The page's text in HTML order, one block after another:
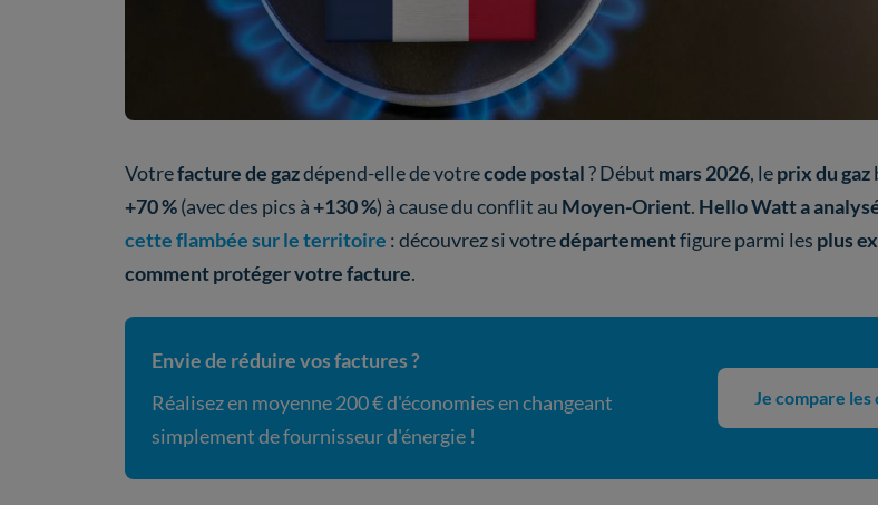
Votrefacture de gazdépend-elle de votrecode postal? Début mars 2026, leprix du gaz
+70 %(avec des pics à +130 %) à cause du conflit au Moyen-Orient. Hello Watt a
cette flambée sur le territoire : découvrez si votredépartementfigure parmi les plus
comment protéger votre facture.
Envie de réduire vos factures ?
Réalisez en moyenne 200 € d'économies en changeant
simplement de fournisseur d'énergie !
Je compare